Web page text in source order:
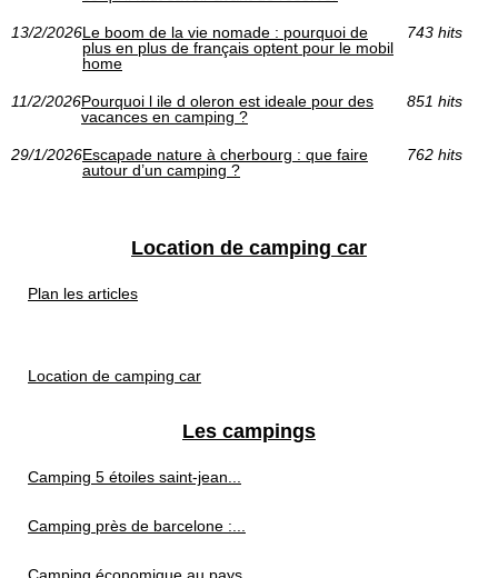
13/2/2026Le boom de la vie nomade : pourquoi de
plus en plus de français optent pour le mobil
home
743 hits
11/2/2026Pourquoi l ile d oleron est ideale pour des
vacances en camping ?
851 hits
29/1/2026Escapade nature à cherbourg : que faire
autour d’un camping ?
762 hits
Location de camping car
Plan les articles
Location de camping car
Les campings
Camping 5 étoiles saint-jean...
Camping près de barcelone :...